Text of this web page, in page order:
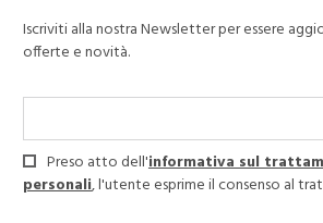
Iscriviti alla nostra Newsletter per essere
offerte e novità.
Preso atto dell'informativa sul
personali, l'utente esprime il consenso al